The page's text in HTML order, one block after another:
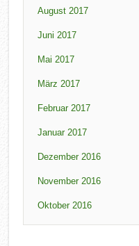
August 2017
Juni 2017
Mai 2017
März 2017
Februar 2017
Januar 2017
Dezember 2016
November 2016
Oktober 2016